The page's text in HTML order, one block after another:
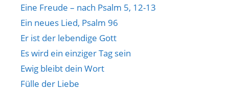
Eine Freude – nach Psalm 5, 12-13
Ein neues Lied, Psalm 96
Er ist der lebendige Gott
Es wird ein einziger Tag sein
Ewig bleibt dein Wort
Fülle der Liebe